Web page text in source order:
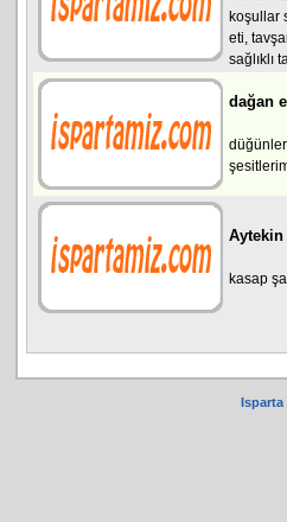
koşullar
eti,
sağlıklı
dağan
Aytekin
kasap
Isparta